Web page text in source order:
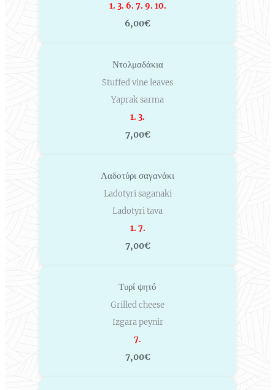
1. 3. 6. 7. 9. 10.
6,00€
Ντολμαδάκια
Stuffed vine leaves
Yaprak sarma
1. 3.
7,00€
Λαδοτύρι σαγανάκι
Ladotyri saganaki
Ladotyri tava
1. 7.
7,00€
Τυρί ψητό
Grilled cheese
Izgara peynir
7.
7,00€